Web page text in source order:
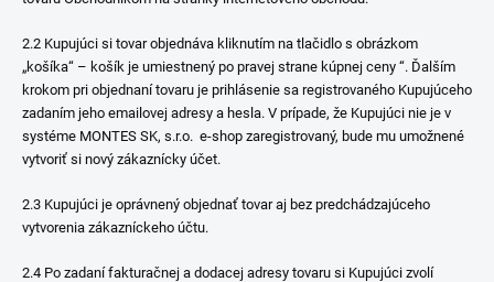
2.2 Kupujúci si tovar objednáva kliknutím na tlačidlo s obrázkom
„košíka“ – košík je umiestnený po pravej strane kúpnej ceny “. Ďalším
krokom pri objednaní tovaru je prihlásenie sa registrovaného Kupujúceho
zadaním jeho emailovej adresy a hesla. V prípade, že Kupujúci nie je v
systéme MONTES SK, s.r.o. e-shop zaregistrovaný, bude mu umožnené
vytvoriť si nový zákaznícky účet.
2.3 Kupujúci je oprávnený objednať tovar aj bez predchádzajúceho
vytvorenia zákazníckeho účtu.
2.4 Po zadaní fakturačnej a dodacej adresy tovaru si Kupujúci zvolí